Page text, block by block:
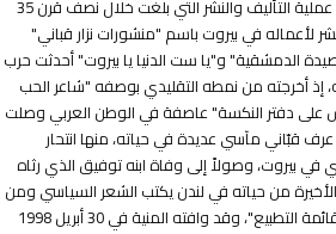
أصدر أولى دواوينه عام 1944 بعنوان "قالت لي السمراء" وتابع عملية التأليف والنشر التي بلغت خلال نصف قرن 35
لأعماله في بيروت باسم "منشورات نزار قباني"
الدمشقية" و"يا ست الدنيا يا بيروت" أحدثت حرب
إذ أخرجته من نمطه التقليدي بوصفه "شاعر الحب
على دفتر النكسة" عاصفة في الوطن العربي وصلت
قبّاني مآسي عديدة في حياته، منها انتحار
بيروت، وصولاً إلى وفاة ابنه توفيق الذي رثاه
من حياته في لندن يكتب الشعر السياسي ومن
قصائده الأخيرة "متى يعلنون وفاة العرب؟" و"أم كلثوم على قائمة التطبيع"، وقد وافته المنية في 30 أبريل 1998